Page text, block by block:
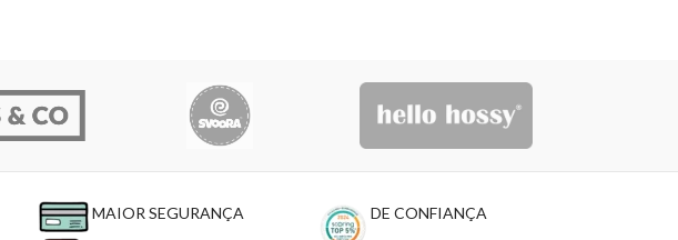
MAIOR SEGURANÇA DE CONFIANÇA